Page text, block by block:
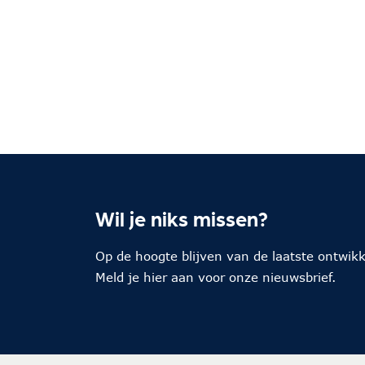
Wil je niks missen?
Op de hoogte blijven van de laatste
Meld je hier aan voor onze nieuwsbrief.